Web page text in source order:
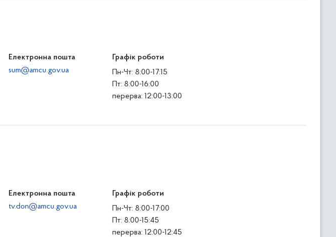
Електронна пошта
sum@amcu.gov.ua
Графік роботи
Пн-Чт: 8:00-17:15
Пт: 8:00-16:00
перерва: 12:00-13:00
Електронна пошта
tv.don@amcu.gov.ua
Графік роботи
Пн-Чт: 8:00-17:00
Пт: 8:00-15:45
перерва: 12:00-12:45